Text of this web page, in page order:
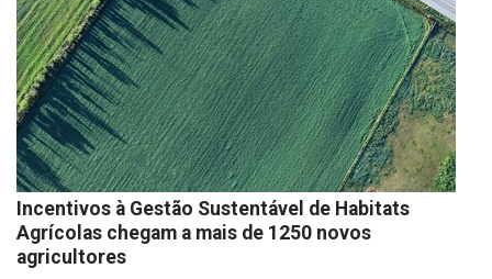
Incentivos à Gestão Sustentável de Habitats
Agrícolas chegam a mais de 1250 novos
agricultores